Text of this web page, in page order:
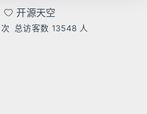
开源天空
次 总访客数 13548 人